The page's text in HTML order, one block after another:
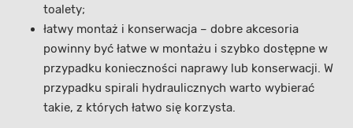
toalety;
łatwy montaż i konserwacja – dobre akcesoria
powinny być łatwe w montażu i szybko dostępne w
przypadku konieczności naprawy lub konserwacji. W
przypadku spirali hydraulicznych warto wybierać
takie, z których łatwo się korzysta.